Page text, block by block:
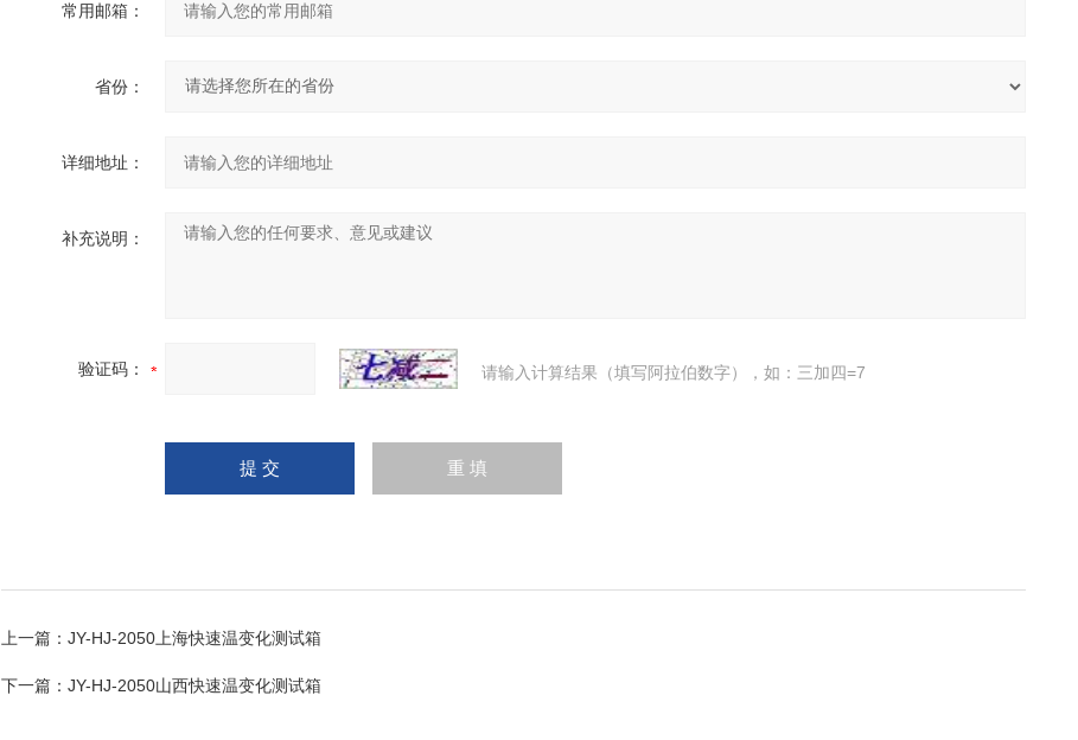
常用邮箱：
省份：
详细地址：
补充说明：
验证码： 请输入计算结果（填写阿拉伯数字），如：三加四=7
上一篇： JY-HJ-2050上海快速温变化测试箱
下一篇： JY-HJ-2050山西快速温变化测试箱